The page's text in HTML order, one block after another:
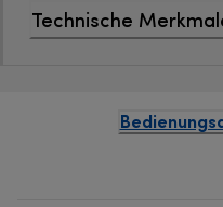
Technische